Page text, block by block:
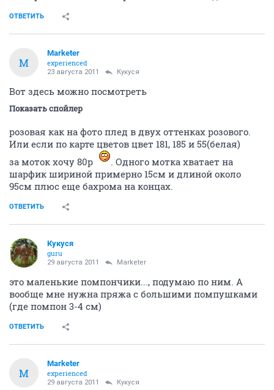
ОТВЕТИТЬ
M
Marketer
experienced
23 августа 2011 Кукуся
Вот здесь можно посмотреть
Показать спойлер
розовая как на фото плед в двух оттенках розового.
Или если по карте цветов цвет 181, 185 и 55(белая)
за моток хочу 80р
. Одного мотка хватает на
шарфик шириной примерно 15см и длиной около
95см плюс еще бахрома на концах.
ОТВЕТИТЬ
Кукуся
guru
29 августа 2011 Marketer
это маленькие помпончики..., подумаю по ним. А
вообще мне нужна пряжа с большими помпушками
(где помпон 3-4 см)
ОТВЕТИТЬ
M
Marketer
experienced
29 августа 2011 Кукуся